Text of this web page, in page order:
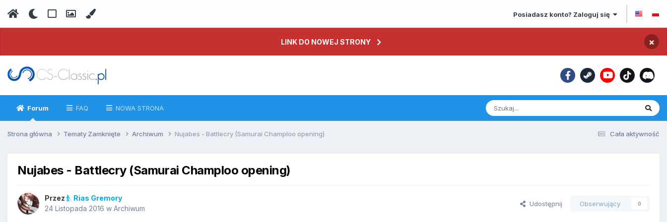
Posiadasz konto? Zaloguj się
LINK DO NOWEJ STRONY ×
Forum FAQ NOWA STRONA
Cała aktywność
Strona główna Tematy Zamknięte Archiwum Nujabes - Battlecry (Samurai Champloo opening)
Nujabes - Battlecry (Samurai Champloo opening)
Przez
Rias Gremory
24 Listopada 2016 w Archiwum
Udostępnij Obserwujący 0